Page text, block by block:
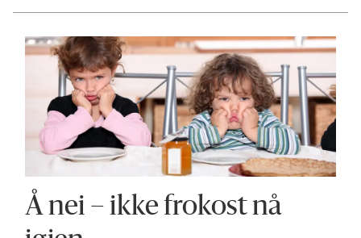
Å nei – ikke frokost nå